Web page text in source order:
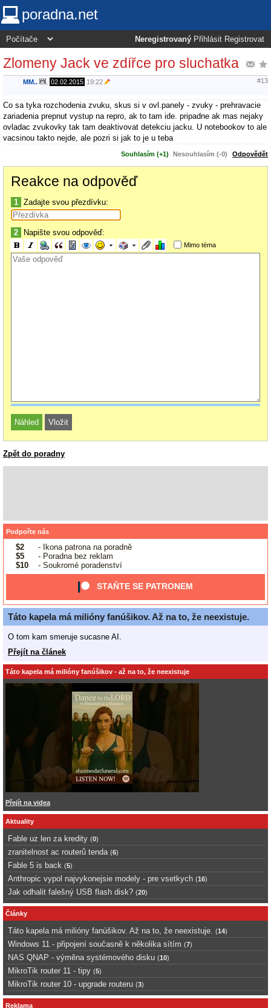
poradna.net
Neregistrovaný Přihlásit Registrovat
Zlomeny Jack ve zdířce pro sluchatka
MM.. 02.02.2015 19:22 #13
Co sa tyka rozchodenia zvuku, skus si v ovl.panely - zvuky - prehravacie
zariadenia prepnut vystup na repro, ak to tam ide. pripadne ak mas nejaky
ovladac zvukovky tak tam deaktivovat detekciu jacku. U notebookov to ale
vacsinou takto nejde, ale pozri si jak to je u teba
Souhlasím (+1) Nesouhlasím (-0) Odpovědět
Reakce na odpověď
1 Zadajte svou přezdívku:
2 Napište svou odpověď:
Mimo téma
Zpět do poradny
Podpořte nás
$2
- Ikona patrona na poradně
$5
- Poradna bez reklam
$10
- Soukromé poradenství
STAŇTE SE PATRONEM
Táto kapela má milióny fanúšikov. Až na to, že neexistuje.
O tom kam smeruje sucasne AI.
Přejít na článek
Táto kapela má milióny fanúšikov - až na to, že neexistuje
Přejít na videa
Aktuality
Fable uz len za kredity (0)
zranitelnost ac routerů tenda (6)
Fable 5 is back (5)
Anthropic vypol najvykonejsie modely - pre vsetkych (16)
Jak odhalit falešný USB flash disk? (20)
Články
Táto kapela má milióny fanúšikov. Až na to, že neexistuje. (14)
Windows 11 - připojení současně k několika sítím (7)
NAS QNAP - výměna systémového disku (10)
MikroTik router 11 - tipy (5)
MikroTik router 10 - upgrade routeru (3)
Reklama